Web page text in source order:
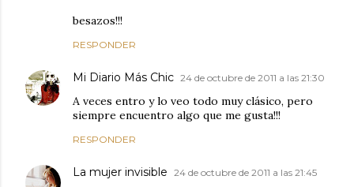
besazos!!!
RESPONDER
Mi Diario Más Chic 24 de octubre de 2011 a las 21:30
A veces entro y lo veo todo muy clásico, pero
siempre encuentro algo que me gusta!!!
RESPONDER
La mujer invisible 24 de octubre de 2011 a las 21:45